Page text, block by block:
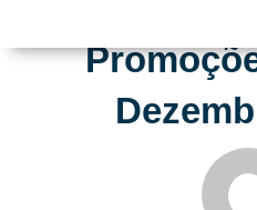
content